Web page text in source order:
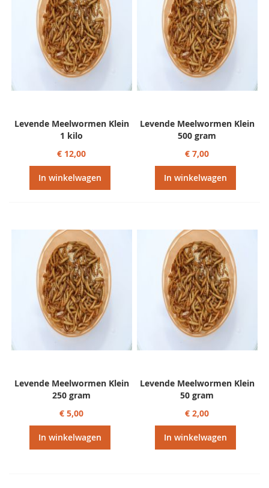
Levende Meelwormen Klein
1 kilo
€ 12,00
In winkelwagen
Levende Meelwormen Klein
500 gram
€ 7,00
In winkelwagen
Levende Meelwormen Klein
250 gram
€ 5,00
In winkelwagen
Levende Meelwormen Klein
50 gram
€ 2,00
In winkelwagen